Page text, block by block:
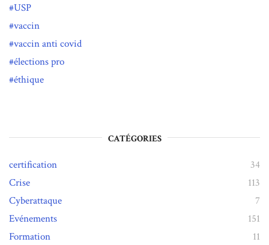
USP
vaccin
vaccin anti covid
élections pro
éthique
CATÉGORIES
certification
34
Crise
113
Cyberattaque
7
Evénements
151
Formation
11